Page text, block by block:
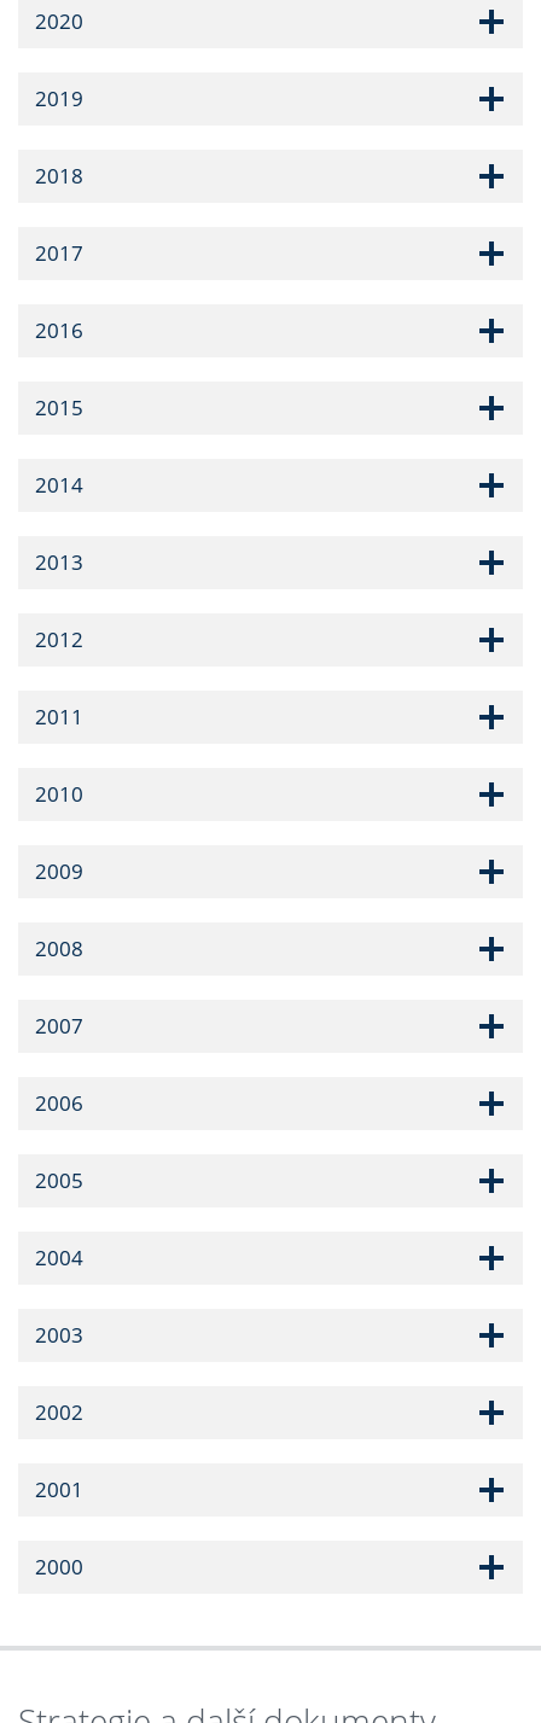
2020
2019
2018
2017
2016
2015
2014
2013
2012
2011
2010
2009
2008
2007
2006
2005
2004
2003
2002
2001
2000